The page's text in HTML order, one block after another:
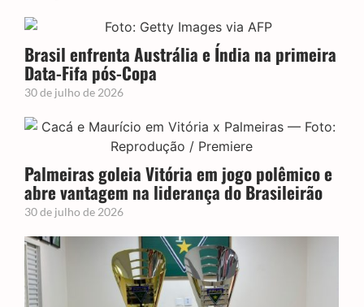
Brasil enfrenta Austrália e Índia na primeira
Data-Fifa pós-Copa
30 de julho de 2026
Palmeiras goleia Vitória em jogo polêmico e
abre vantagem na liderança do Brasileirão
30 de julho de 2026